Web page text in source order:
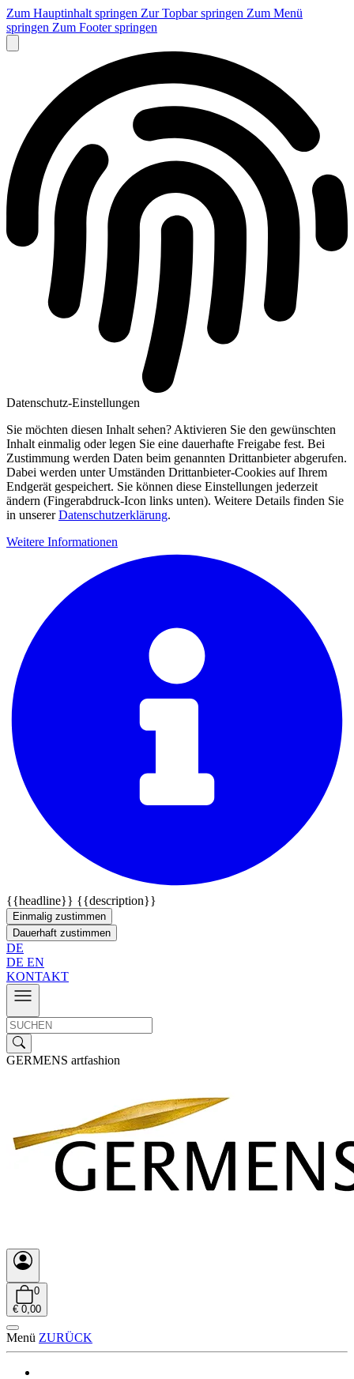
Zum Hauptinhalt springen Zur Topbar springen Zum Menü
springen Zum Footer springen
Datenschutz-Einstellungen
Sie möchten diesen Inhalt sehen? Aktivieren Sie den gewünschten
Inhalt einmalig oder legen Sie eine dauerhafte Freigabe fest. Bei
Zustimmung werden Daten beim genannten Drittanbieter abgerufen.
Dabei werden unter Umständen Drittanbieter-Cookies auf Ihrem
Endgerät gespeichert. Sie können diese Einstellungen jederzeit
ändern (Fingerabdruck-Icon links unten). Weitere Details finden Sie
in unsererDatenschutzerklärung.
Weitere Informationen
{{headline}} {{description}}
Einmalig zustimmen
Dauerhaft zustimmen
DE
DE EN
KONTAKT
GERMENS artfashion
0
€ 0,00
Menü ZURÜCK